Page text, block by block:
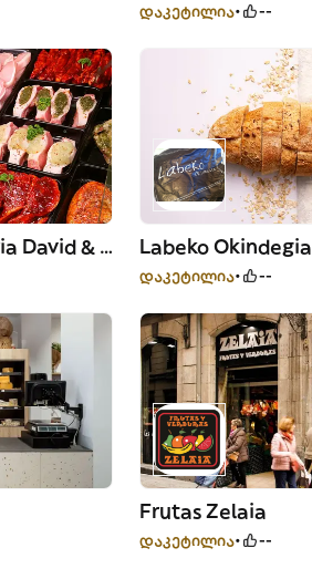
დაკეტილია --
Carnicería Charcuteria David & Emy Labeko Okindegia
დაკეტილია --
Frutas Zelaia
დაკეტილია --